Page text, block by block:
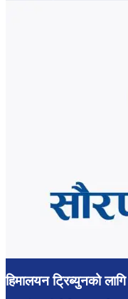
हिमालयन ट्रिब्युनको लागि